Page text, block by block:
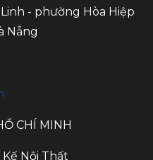
- phường Hòa Hiệp
Nẵng
CHÍ MINH
Nội Thất